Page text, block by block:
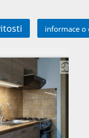
informace o